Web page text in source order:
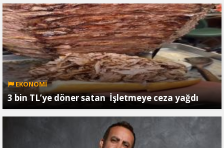
EKONOMİ
3 bin TL’ye döner satan İşletmeye ceza yağdı